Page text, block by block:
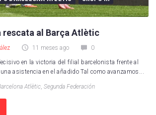
rescata al Barça Atlètic
11 meses ago 0
en la victoria del filial barcelonista frente al
asistencia en el añadido Tal como avanzamos...
Atlètic, Segunda Federación